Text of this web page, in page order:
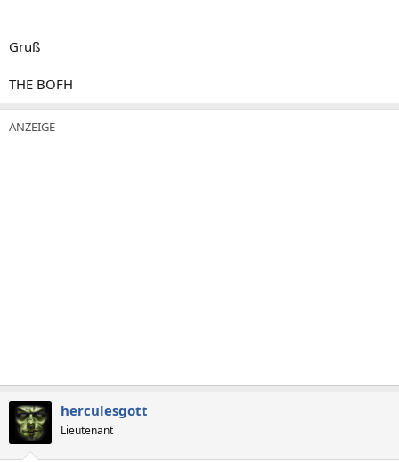
Gruß
THE BOFH
herculesgott
Lieutenant